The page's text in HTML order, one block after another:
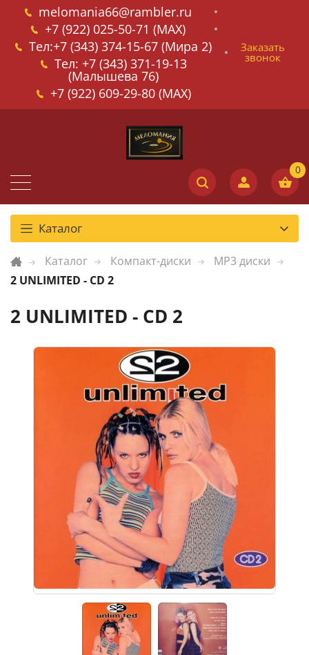
melomania66@rambler.ru
+7 (922) 025-50-71 (MAX)
Тел:+7 (343) 374-15-67 (Мира 2)
Тел: +7 (343) 371-19-13
(Малышева 76)
+7 (922) 609-29-80 (MAX)
Заказать
звонок
Каталог
Каталог Компакт-диски
MP3 диски
2 UNLIMITED - CD 2
2 UNLIMITED - CD 2